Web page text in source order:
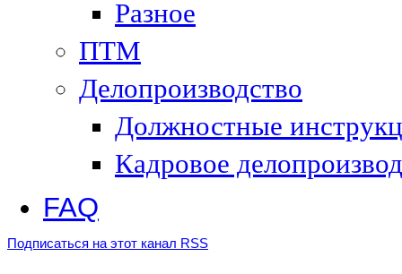
Разное
ПТМ
Делопроизводство
Должностные
Кадровое
FAQ
Подписаться на этот канал RSS